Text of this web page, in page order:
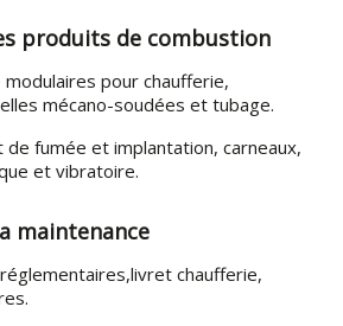
produits de combustion
pour chaufferie,
mécano-soudées et tubage.
de fumée et implantation, carneaux,
et vibratoire.
maintenance
chaufferie,